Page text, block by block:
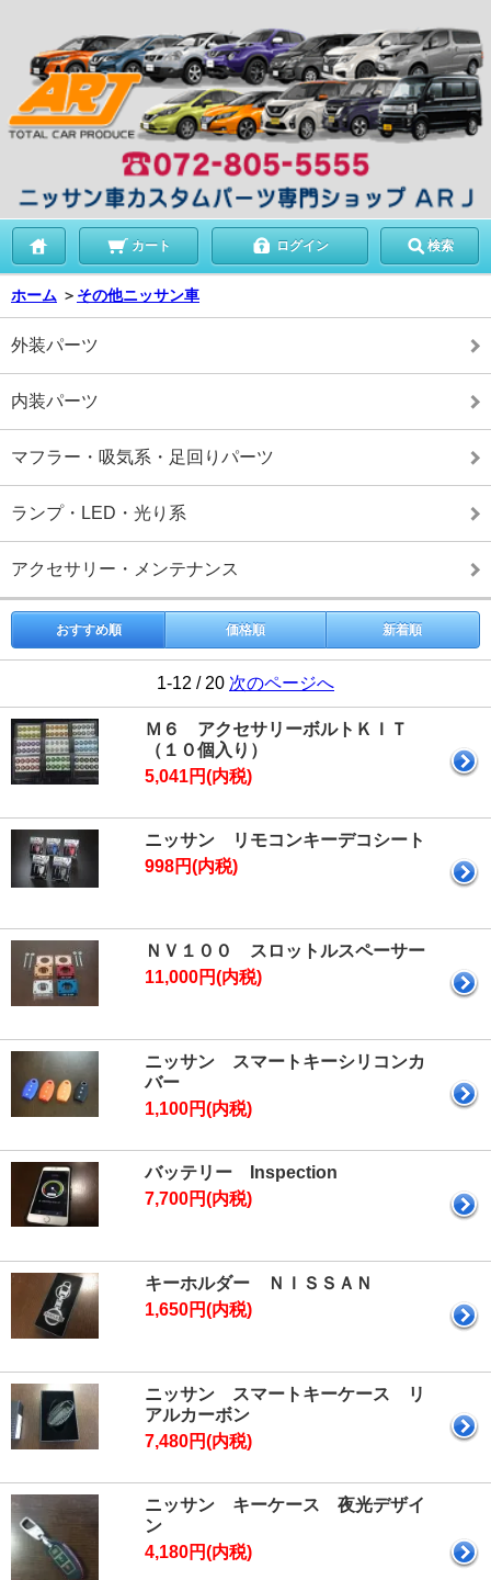
カート ログイン 検索
ホーム ＞ その他ニッサン車
外装パーツ
内装パーツ
マフラー・吸気系・足回りパーツ
ランプ・LED・光り系
アクセサリー・メンテナンス
おすすめ順 価格順 新着順
1-12 / 20 次のページへ
Ｍ６ アクセサリーボルトＫＩＴ
（１０個入り）
5,041円(内税)
ニッサン リモコンキーデコシート
998円(内税)
ＮＶ１００ スロットルスペーサー
11,000円(内税)
ニッサン スマートキーシリコンカ
バー
1,100円(内税)
バッテリー Inspection
7,700円(内税)
キーホルダー ＮＩＳＳＡＮ
1,650円(内税)
ニッサン スマートキーケース リ
アルカーボン
7,480円(内税)
ニッサン キーケース 夜光デザイ
ン
4,180円(内税)